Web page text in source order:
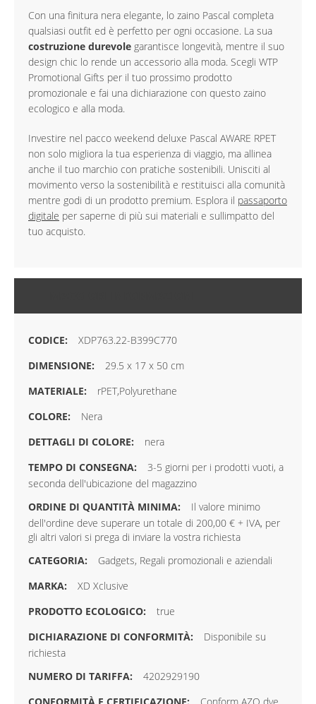
Con una finitura nera elegante, lo zaino Pascal completa
qualsiasi outfit ed è perfetto per ogni occasione. La sua
costruzione durevole garantisce longevità, mentre il suo
design chic lo rende un accessorio alla moda. Scegli WTP
Promotional Gifts per il tuo prossimo prodotto
promozionale e fai una dichiarazione con questo zaino
ecologico e alla moda.
Investire nel pacco weekend deluxe Pascal AWARE RPET
non solo migliora la tua esperienza di viaggio, ma allinea
anche il tuo marchio con pratiche sostenibili. Unisciti al
movimento verso la sostenibilità e restituisci alla comunità
mentre godi di un prodotto premium. Esplora il passaporto
digitale per saperne di più sui materiali e sullimpatto del
tuo acquisto.
XDP763.22-B399C770
29.5 x 17 x 50 cm
rPET,Polyurethane
Nera
nera
3-5 giorni per i prodotti vuoti, a
seconda dell'ubicazione del magazzino
Il valore minimo
dell'ordine deve superare un totale di 200,00 € + IVA, per
gli altri valori si prega di inviare la vostra richiesta
Gadgets, Regali promozionali e aziendali
XD Xclusive
true
Disponibile su
richiesta
4202929190